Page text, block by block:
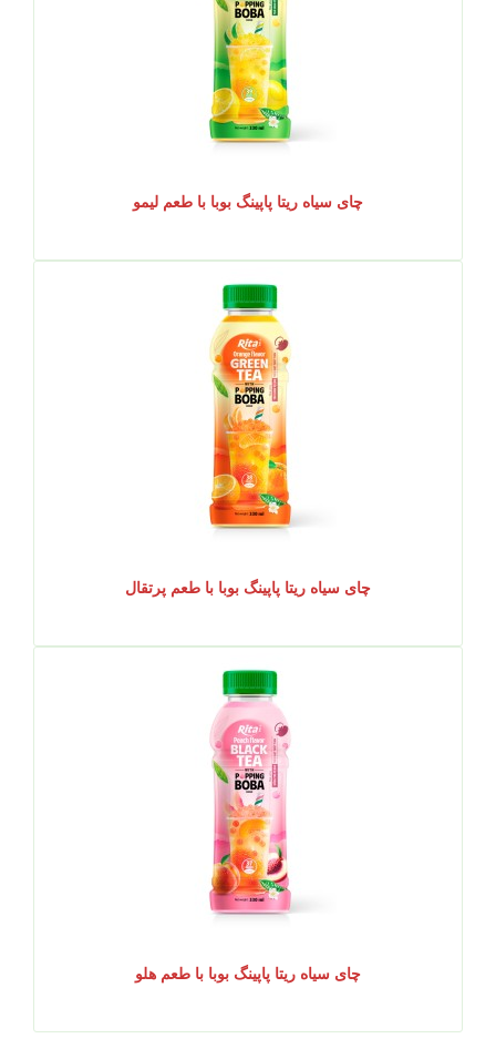
چای سیاه ریتا پاپینگ بوبا با طعم لیمو
چای سیاه ریتا پاپینگ بوبا با طعم پرتقال
چای سیاه ریتا پاپینگ بوبا با طعم هلو